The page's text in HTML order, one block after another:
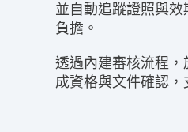
並自動追蹤證照與
負擔。
透過內建審核流程
成資格與文件確認，